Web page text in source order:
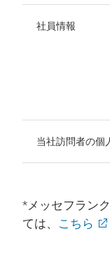
社員情報
当社訪問者の個
*メッセフラン
ては、
こちら